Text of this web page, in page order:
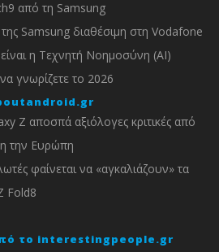
από τη Samsung
Samsung διαθέσιμη στη Vodafone
η Τεχνητή Νοημοσύνη (AI)
γνωρίζετε το 2026
Z αποσπά αξιόλογες κριτικές από
την Ευρώπη
φαίνεται να «αγκαλιάζουν» τα
Fold8
το interestingpeople.gr